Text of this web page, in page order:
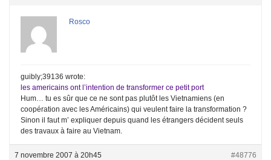
Rosco
guibly;39136 wrote:
les americains ont l’intention de transformer ce petit port
Hum… tu es sûr que ce ne sont pas plutôt les Vietnamiens (en
coopération avec les Américains) qui veulent faire la transformation ?
Sinon il faut m’ expliquer depuis quand les étrangers décident seuls
des travaux à faire au Vietnam.
7 novembre 2007 à 20h45 #48776